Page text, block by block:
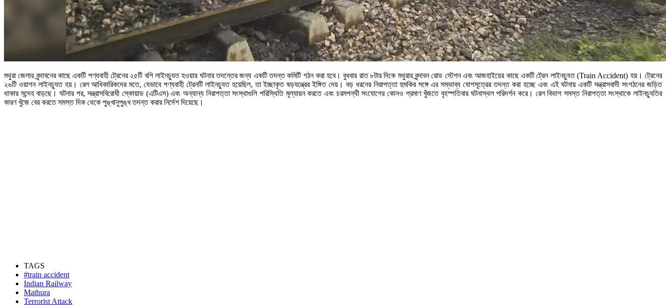
মথুরা জেলার বৃন্দাবনের কাছে একটি পণ্যবাহী ট্রেনের ২৫টি বগি লাইনচ্যুত হওয়ার ঘটনার তদন্তের জন্য একটি তদন্ত কমিটি গঠন করা হবে। বুধবার রাত ৮টার দিকে মথুরার বৃন্দাবন রোড স্টেশন এবং আজহাইয়ের কাছে একটি ট্রেন লাইনচ্যুত (Train Accident) হয়। ট্রেনের
২৬টি ওয়াগন লাইনচ্যুত হয়। রেল আধিকারিকদের মতে, যেভাবে পণ্যবাহী ট্রেনটি লাইনচ্যুত হয়েছিল, তা ইচ্ছাকৃত ষড়যন্ত্রের ইঙ্গিত দেয়। বড় ধরনের নিরাপত্তা হুমকির সঙ্গে এর সম্ভাব্য যোগসূত্রের তদন্ত করা হচ্ছে এবং এই ঘটনায় একটি সন্ত্রাসবাদী সংগঠনের জড়িত
থাকার সন্দেহ বাড়ছে। ঘটনার পর, সন্ত্রাসবিরোধী স্কোয়াড (এটিএস) এবং অন্যান্য নিরাপত্তা সংস্থাগুলি পরিস্থিতি মূল্যায়ন করতে এবং চরমপন্থী সংযোগের কোনও প্রমাণ খুঁজতে বৃহস্পতিবার ঘটনাস্থল পরিদর্শন করে। রেল বিভাগ সমস্ত নিরাপত্তা সংস্থাকে লাইনচ্যুতির
কারণ খুঁজে বের করতে সমস্ত দিক থেকে পুঙ্খানুপুঙ্খ তদন্ত করার নির্দেশ দিয়েছে।
TAGS
#train accident
Indian Railway
Mathura
Terrorist Attack